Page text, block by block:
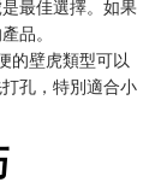
最佳選擇。如果
品。
的壁虎類型可以
孔，特別適合小